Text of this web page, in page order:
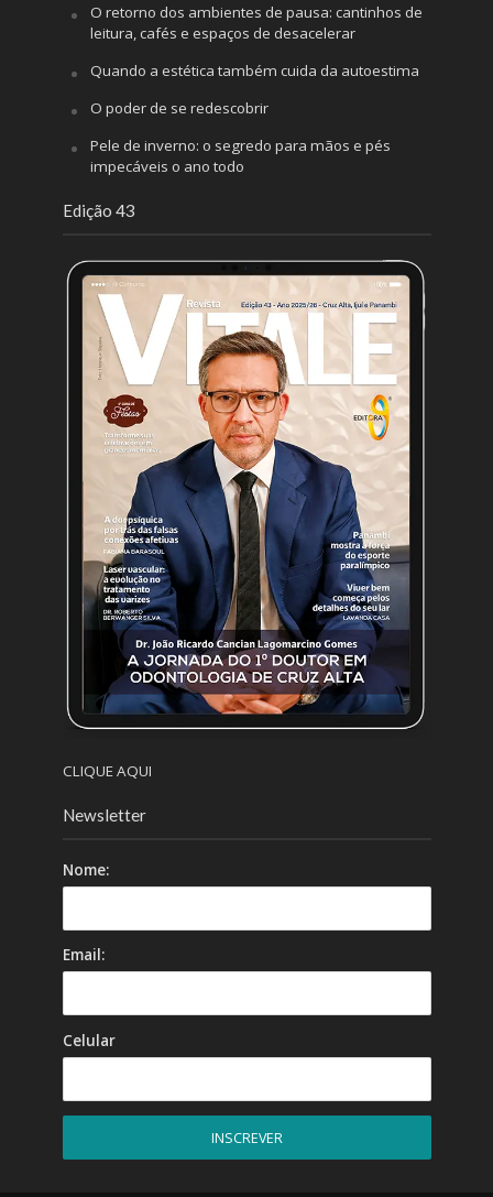
O retorno dos ambientes de pausa: cantinhos de
leitura, cafés e espaços de desacelerar
Quando a estética também cuida da autoestima
O poder de se redescobrir
Pele de inverno: o segredo para mãos e pés
impecáveis o ano todo
Edição 43
CLIQUE AQUI
Newsletter
Nome:
Email:
Celular